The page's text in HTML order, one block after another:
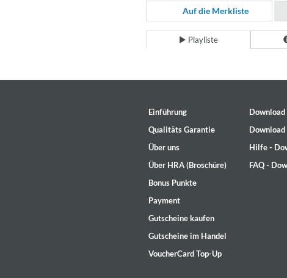
For All Your Flowers
Skuli Sverrisson & Bill Frisell
Genre:Jazz
Haydn: String Quartets, Vol. 22
Auf die Merkliste
Playliste
Einführung
Qualitäts Garantie
Über uns
Über HRA (Broschüre)
Bonus Punkte
Payment
Gutscheine kaufen
Gutscheine im Handel
VoucherCard Top-Up
Download
Hilfe -
FAQ -